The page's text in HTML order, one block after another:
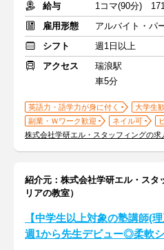
給与
1コマ(90分)
雇用形態
アルバイト・パ
シフト
週1日以上
アクセス
瑞浪駅
車5分
英語力・語学力が身に付く
大学生
副業・Ｗワーク歓迎
ネイル可
株式会社学研エル・スタッフィングの求
紹介元：株式会社学研エル・スタ
リアの教室）
【中学生以上対象の塾講師(
週1から先生デビュー◎柔軟シ